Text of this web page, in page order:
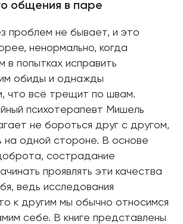
общения в паре
проблем не бывает, и это
ненормально, когда
в попытках исправить
обиды и однажды
что всё трещит по швам.
психотерапевт Мишель
не бороться друг с другом,
на одной стороне. В основе
сострадание
проявлять эти качества
ведь исследования
к другим мы обычно относимся
себе. В книге представлены